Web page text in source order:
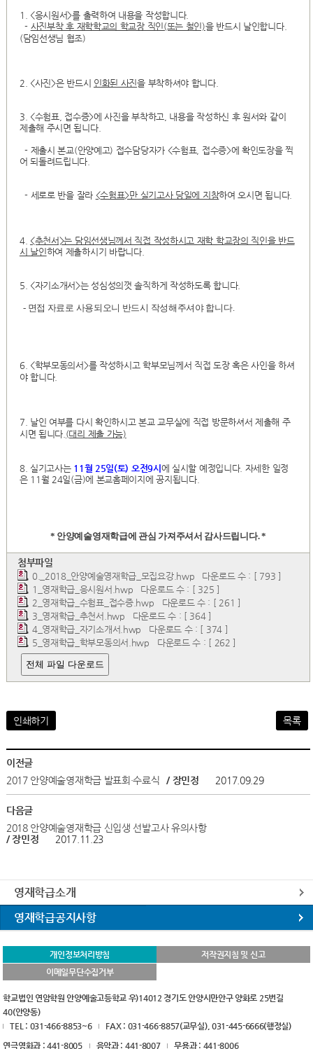
1. <응시원서>를 출력하여 내용을 작성합니다.
- 사진부착 후 재학학교의 학교장 직인(또는 철인)을 반드시 날인합니다.
(담임선생님 협조)
2. <사진>은 반드시 인화된 사진을 부착하셔야 합니다.
3. <수험표, 접수증>에 사진을 부착하고, 내용을 작성하신 후 원서와 같이
제출해 주시면 됩니다.
- 제출시 본교(안양예고) 접수담당자가 <수험표, 접수증>에 확인도장을 찍
어 되돌려드립니다.
- 세로로 반을 잘라 <수험표>만 실기고사 당일에 지참하여 오시면 됩니다.
4. <추천서>는 담임선생님께서 직접 작성하시고 재학 학교장의 직인을 반드
시 날인하여 제출하시기 바랍니다.
5. <자기소개서>는 성심성의껏 솔직하게 작성하도록 합니다.
- 면접 자료로 사용되오니 반드시 작성해주셔야 합니다.
6. <학부모동의서>를 작성하시고 학부모님께서 직접 도장 혹은 사인을 하셔
야 합니다.
7. 날인 여부를 다시 확인하시고 본교 교무실에 직접 방문하셔서 제출해 주
시면 됩니다 .(대리 제출 가능)
8. 실기고사는 11월 25일(토) 오전9시 에 실시할 예정입니다. 자세한 일정
은 11월 24일(금)에 본교홈페이지에 공지됩니다.
* 안양예술영재학급에 관심 가져주셔서 감사드립니다. *
첨부파일
0._2018_안양예술영재학급_모집요강.hwp 다운로드 수 : [ 793 ]
1_영재학급_응시원서.hwp 다운로드 수 : [ 325 ]
2_영재학급_수험표_접수증.hwp 다운로드 수 : [ 261 ]
3_영재학급_추천서.hwp 다운로드 수 : [ 364 ]
4_영재학급_자기소개서.hwp 다운로드 수 : [ 374 ]
5_영재학급_학부모동의서.hwp 다운로드 수 : [ 262 ]
전체 파일 다운로드
인쇄하기 목록
이전글
2017 안양예술영재학급 발표회·수료식
/ 장민정 2017.09.29
다음글
2018 안양예술영재학급 신입생 선발고사 유의사항
/ 장민정
2017.11.23
영재학급소개
영재학급공지사항
개인정보처리방침
저작권지침 및 신고
이메일무단수집거부
학교법인 연암학원 안양예술고등학교 우)14012 경기도 안양시만안구 양화로 25번길
40(안양동)
TEL : 031-466-8853~6
FAX : 031-466-8857(교무실), 031-445-6666(행정실)
연극영화과 : 441-8005
음악과 : 441-8007 무용과 : 441-8006